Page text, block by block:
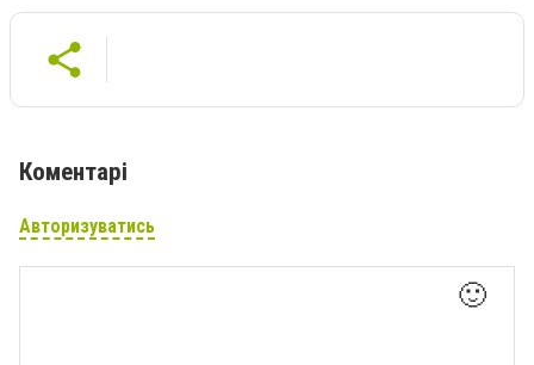
Коментарі
Авторизуватись
🙂